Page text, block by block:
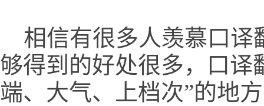
相信有很多人羡慕口译
够得到的好处很多，口译
端、大气、上档次”的地